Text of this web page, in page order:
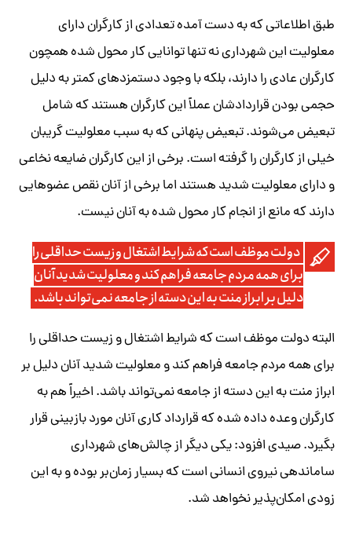
طبق اطلاعاتی که به دست آمده تعدادی از کارگران دارای
معلولیت این شهرداری نه تنها توانایی کار محول شده همچون
کارگران عادی را دارند، بلکه با وجود دستمزدهای کمتر به دلیل
حجمی بودن قراردادشان عملاً این کارگران هستند که شامل
تبعیض می‌شوند. تبعیض پنهانی که به سبب معلولیت گریبان
خیلی از کارگران را گرفته است. برخی از این کارگران ضایعه نخاعی
و دارای معلولیت شدید هستند اما برخی از آنان نقص عضوهایی
دارند که مانع از انجام کار محول شده به آنان نیست.
دولت موظف است که شرایط اشتغال و زیست حداقلی را
برای همه مردم جامعه فراهم کند و معلولیت شدید آنان
دلیل بر ابراز منت به این دسته از جامعه نمی‌تواند باشد.
البته دولت موظف است که شرایط اشتغال و زیست حداقلی را
برای همه مردم جامعه فراهم کند و معلولیت شدید آنان دلیل بر
ابراز منت به این دسته از جامعه نمی‌تواند باشد. اخیراً هم به
کارگران وعده داده شده که قرارداد کاری آنان مورد بازبینی قرار
بگیرد. صیدی افزود: یکی دیگر از چالش‌های شهرداری
ساماندهی نیروی انسانی است که بسیار زمان‌بر بوده و به این
زودی امکان‌پذیر نخواهد شد.